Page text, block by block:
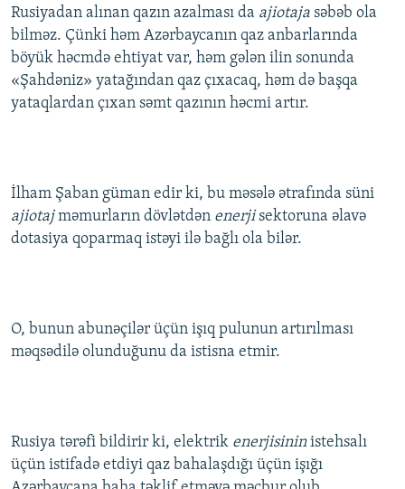
Rusiyadan alınan qazın azalması da ajiotaja səbəb ola
bilməz. Çünki həm Azərbaycanın qaz anbarlarında
böyük həcmdə ehtiyat var, həm gələn ilin sonunda
«Şahdəniz» yatağından qaz çıxacaq, həm də başqa
yataqlardan çıxan səmt qazının həcmi artır.
İlham Şaban güman edir ki, bu məsələ ətrafında süni
ajiotajməmurların dövlətdən enerjisektoruna əlavə
dotasiya qoparmaq istəyi ilə bağlı ola bilər.
O, bunun abunəçilər üçün işıq pulunun artırılması
məqsədilə olunduğunu da istisna etmir.
Rusiya tərəfi bildirir ki, elektrik enerjisininistehsalı
üçün istifadə etdiyi qaz bahalaşdığı üçün işığı